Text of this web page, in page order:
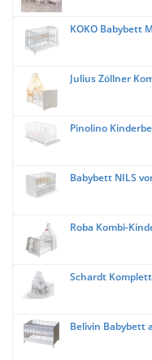
KOKO Babybett
Julius Zöllner
Pinolino
Babybett NILS
Roba Kombi-
Schardt
Belivin Babybett